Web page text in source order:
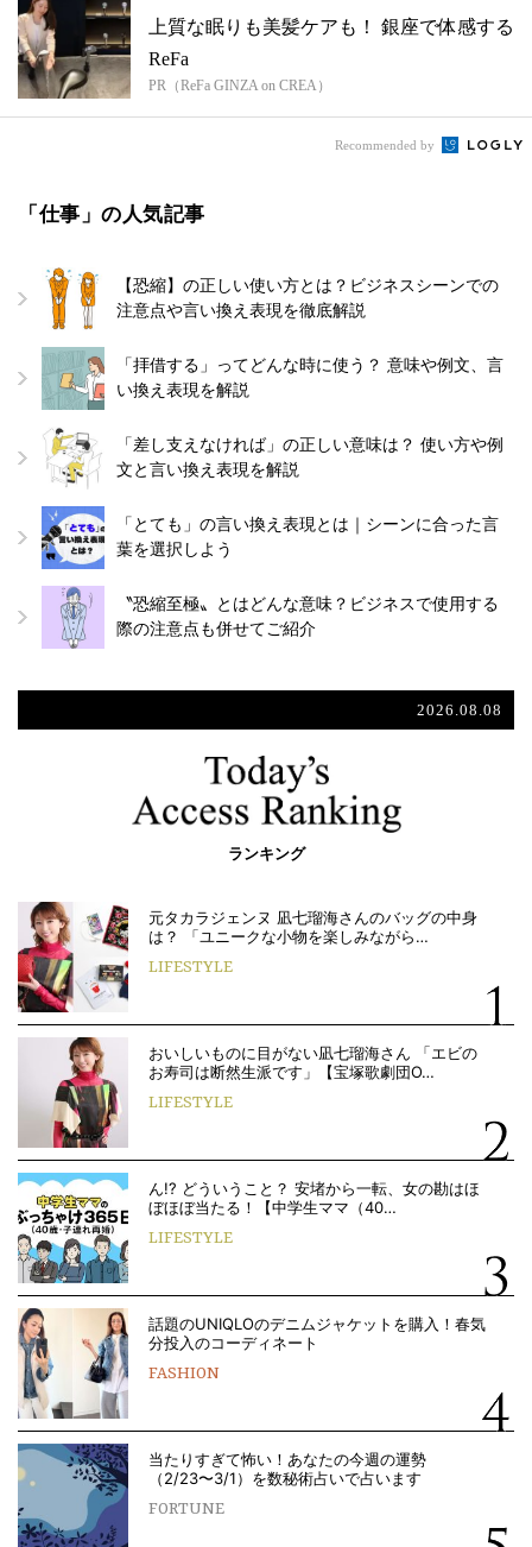
上質な眠りも美髪ケアも！ 銀座で体感する
ReFa
PR（ReFa GINZA on CREA）
Recommended by
「仕事」の人気記事
【恐縮】の正しい使い方とは？ビジネスシーンでの
注意点や言い換え表現を徹底解説
「拝借する」ってどんな時に使う？ 意味や例文、言
い換え表現を解説
「差し支えなければ」の正しい意味は？ 使い方や例
文と言い換え表現を解説
「とても」の言い換え表現とは｜シーンに合った言
葉を選択しよう
〝恐縮至極〟とはどんな意味？ビジネスで使用する
際の注意点も併せてご紹介
2026.08.08
ランキング
元タカラジェンヌ 凪七瑠海さんのバッグの中身
は？ 「ユニークな小物を楽しみながら…
LIFESTYLE
おいしいものに目がない凪七瑠海さん 「エビの
お寿司は断然生派です」【宝塚歌劇団O…
LIFESTYLE
ん!? どういうこと？ 安堵から一転、女の勘はほ
ぼほぼ当たる！【中学生ママ（40…
LIFESTYLE
話題のUNIQLOのデニムジャケットを購入！春気
分投入のコーディネート
FASHION
当たりすぎて怖い！あなたの今週の運勢
（2/23〜3/1）を数秘術占いで占います
FORTUNE